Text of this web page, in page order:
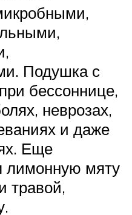
Подушка с
бессоннице,
неврозах,
и даже
Еще
лимонную мяту
травой,